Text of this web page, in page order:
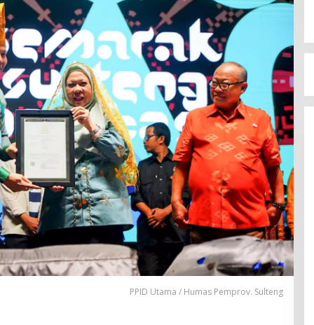
PPID Utama / Humas Pemprov. Sulteng